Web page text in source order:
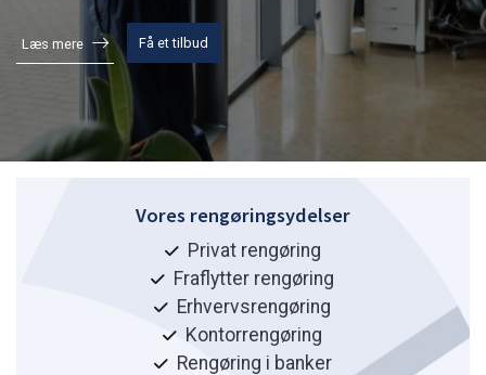
Læs mere Få et tilbud
Vores rengøringsydelser
Privat rengøring
Fraflytter rengøring
Erhvervsrengøring
Kontorrengøring
Rengøring i banker